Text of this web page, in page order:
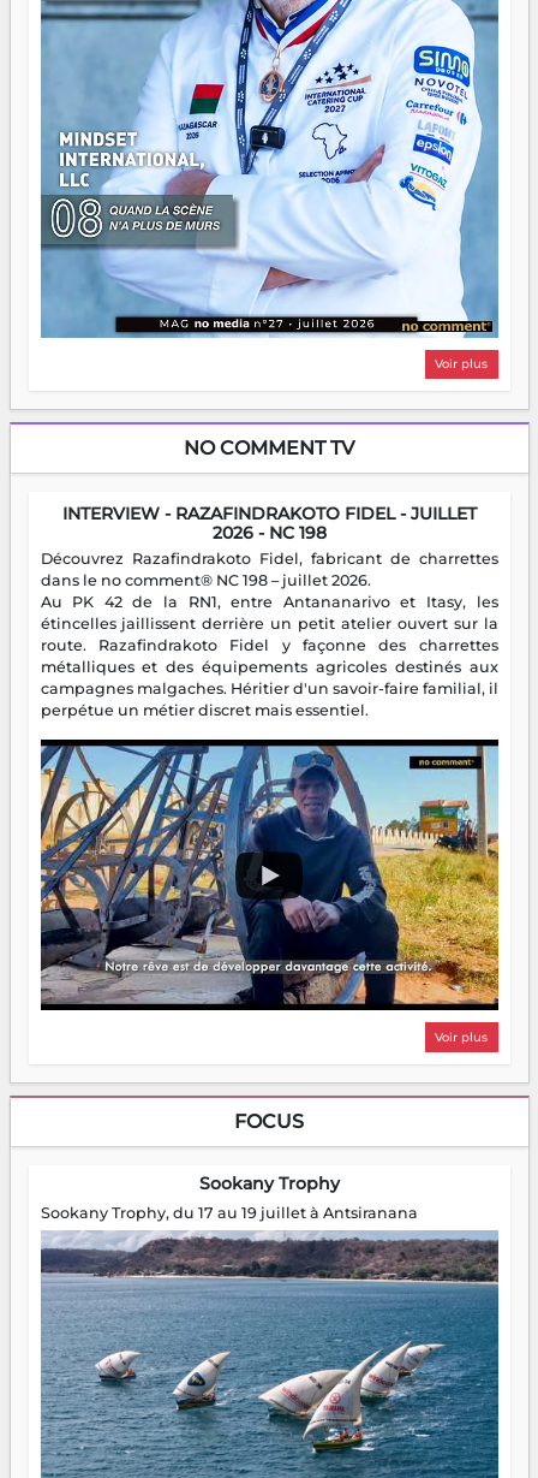
Voir plus
NO COMMENT TV
INTERVIEW - RAZAFINDRAKOTO FIDEL - JUILLET
2026 - NC 198
Découvrez Razafindrakoto Fidel, fabricant de charrettes
dans le no comment® NC 198 – juillet 2026.
Au PK 42 de la RN1, entre Antananarivo et Itasy, les
étincelles jaillissent derrière un petit atelier ouvert sur la
route. Razafindrakoto Fidel y façonne des charrettes
métalliques et des équipements agricoles destinés aux
campagnes malgaches. Héritier d'un savoir-faire familial, il
perpétue un métier discret mais essentiel.
Voir plus
FOCUS
Sookany Trophy
Sookany Trophy, du 17 au 19 juillet à Antsiranana